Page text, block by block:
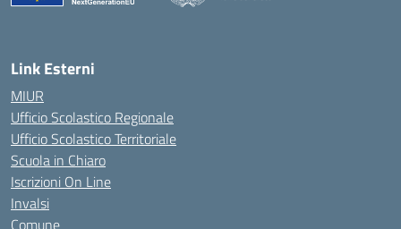
Link Esterni
MIUR
Ufficio Scolastico Regionale
Ufficio Scolastico Territoriale
Scuola in Chiaro
Iscrizioni On Line
Invalsi
Comune